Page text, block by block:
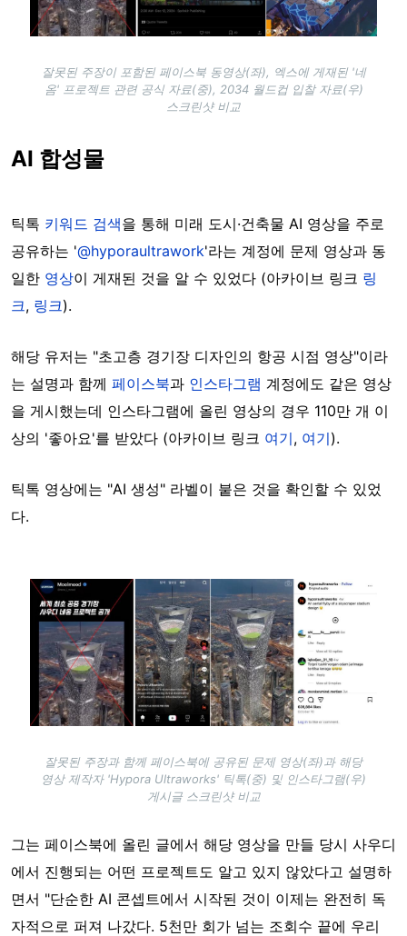
잘못된 주장이 포함된 페이스북 동영상(좌), 엑스에 게재된 '네
옴' 프로젝트 관련 공식 자료(중), 2034 월드컵 입찰 자료(우)
스크린샷 비교
AI 합성물
틱톡 키워드 검색을 통해 미래 도시·건축물 AI 영상을 주로
공유하는 '@hyporaultrawork'라는 계정에 문제 영상과 동
일한 영상이 게재된 것을 알 수 있었다 (아카이브 링크 링
크, 링크).
해당 유저는 "초고층 경기장 디자인의 항공 시점 영상"이라
는 설명과 함께 페이스북과 인스타그램 계정에도 같은 영상
을 게시했는데 인스타그램에 올린 영상의 경우 110만 개 이
상의 '좋아요'를 받았다 (아카이브 링크 여기, 여기).
틱톡 영상에는 "AI 생성" 라벨이 붙은 것을 확인할 수 있었
다.
Image
잘못된 주장과 함께 페이스북에 공유된 문제 영상(좌)과 해당
영상 제작자 'Hypora Ultraworks' 틱톡(중) 및 인스타그램(우)
게시글 스크린샷 비교
그는 페이스북에 올린 글에서 해당 영상을 만들 당시 사우디
에서 진행되는 어떤 프로젝트도 알고 있지 않았다고 설명하
면서 "단순한 AI 콘셉트에서 시작된 것이 이제는 완전히 독
자적으로 퍼져 나갔다. 5천만 회가 넘는 조회수 끝에 우리